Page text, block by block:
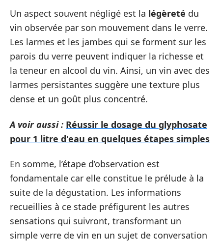
Un aspect souvent négligé est la légèreté du
vin observée par son mouvement dans le verre.
Les larmes et les jambes qui se forment sur les
parois du verre peuvent indiquer la richesse et
la teneur en alcool du vin. Ainsi, un vin avec des
larmes persistantes suggère une texture plus
dense et un goût plus concentré.
A voir aussi : Réussir le dosage du glyphosate
pour 1 litre d'eau en quelques étapes simples
En somme, l’étape d’observation est
fondamentale car elle constitue le prélude à la
suite de la dégustation. Les informations
recueillies à ce stade préfigurent les autres
sensations qui suivront, transformant un
simple verre de vin en un sujet de conversation